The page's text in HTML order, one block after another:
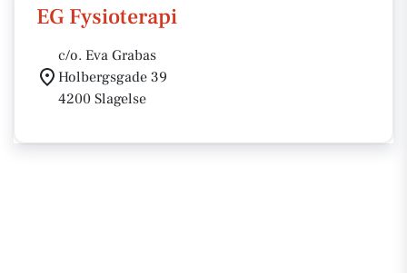
EG Fysioterapi
c/o. Eva Grabas
Holbergsgade 39
4200 Slagelse